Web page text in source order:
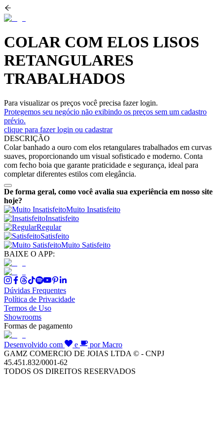
COLAR COM ELOS LISOS
RETANGULARES
TRABALHADOS
Para visualizar os preços você precisa fazer login.
Protegemos seu negócio não exibindo os preços sem um cadastro
prévio.
clique para fazer login ou cadastrar
DESCRIÇÃO
Colar banhado a ouro com elos retangulares trabalhados em curvas
suaves, proporcionando um visual sofisticado e moderno. Conta
com fecho boia que garante praticidade e segurança, ideal para
completar diferentes estilos com elegância.
De forma geral, como você avalia sua experiência em nosso site
hoje?
Muito Insatisfeito
Insatisfeito
Regular
Satisfeito
Muito Satisfeito
BAIXE O APP:
Dúvidas Frequentes
Política de Privacidade
Termos de Uso
Showrooms
Formas de pagamento
Desenvolvido com e
por Macro
GAMZ COMERCIO DE JOIAS LTDA © - CNPJ
45.451.832/0001-62
TODOS OS DIREITOS RESERVADOS